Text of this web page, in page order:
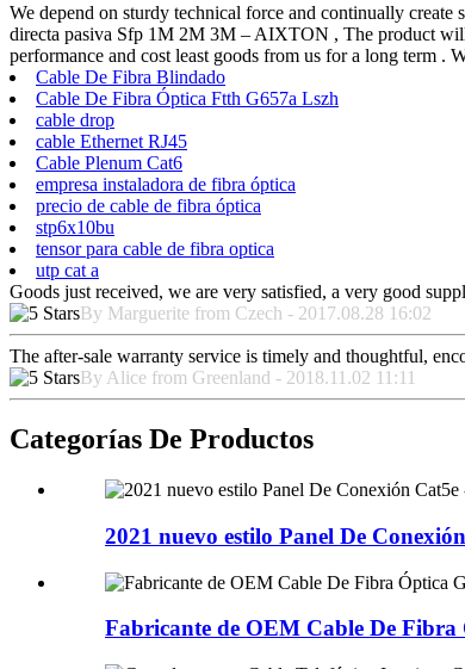
We depend on sturdy technical force and continually
directa pasiva Sfp 1M 2M 3M – AIXTON , The product
performance and cost least goods from us for a long term .
Cable De Fibra Blindado
Cable De Fibra Óptica Ftth G657a Lszh
cable drop
cable Ethernet RJ45
Cable Plenum Cat6
empresa instaladora de fibra óptica
precio de cable de fibra óptica
stp6x10bu
tensor para cable de fibra optica
utp cat a
Goods just received, we are very satisfied, a very good
By Marguerite from Czech - 2017.08.28 16:02
The after-sale warranty service is timely and thoughtful,
By Alice from Greenland - 2018.11.02 11:11
Categorías De Productos
2021 nuevo estilo Panel De
Fabricante de OEM Cable De